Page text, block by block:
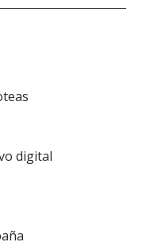
digital